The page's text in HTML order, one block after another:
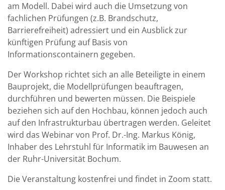
am Modell. Dabei wird auch die Umsetzung von
fachlichen Prüfungen (z.B. Brandschutz,
Barrierefreiheit) adressiert und ein Ausblick zur
künftigen Prüfung auf Basis von
Informationscontainern gegeben.
Der Workshop richtet sich an alle Beteiligte in einem
Bauprojekt, die Modellprüfungen beauftragen,
durchführen und bewerten müssen. Die Beispiele
beziehen sich auf den Hochbau, können jedoch auch
auf den Infrastrukturbau übertragen werden. Geleitet
wird das Webinar von Prof. Dr.-Ing. Markus König,
Inhaber des Lehrstuhl für Informatik im Bauwesen an
der Ruhr-Universität Bochum.
Die Veranstaltung kostenfrei und findet in Zoom statt.